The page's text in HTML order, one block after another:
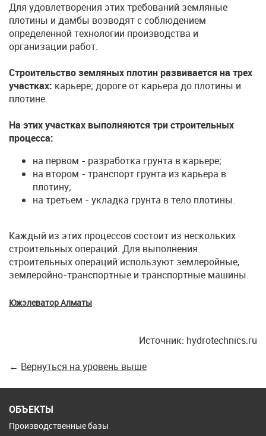
Для удовлетворения этих требований земляные
плотины и дамбы возводят с соблюдением
определенной технологии производства и
организации работ.
Строительство земляных плотин развивается на трех
участках: карьере; дороге от карьера до плотины и
плотине.
На этих участках выполняются три строительных
процесса:
на первом - разработка грунта в карьере;
на втором - транспорт грунта из карьера в
плотину;
на третьем - укладка грунта в тело плотины.
Каждый из этих процессов состоит из нескольких
строительных операций. Для выполнения
строительных операций используют землеройные,
землеройно-транспортные и транспортные машины.
Южэлеватор Алматы
Источник: hydrotechnics.ru
← Вернуться на уровень выше
ОБЪЕКТЫ
Производственные базы